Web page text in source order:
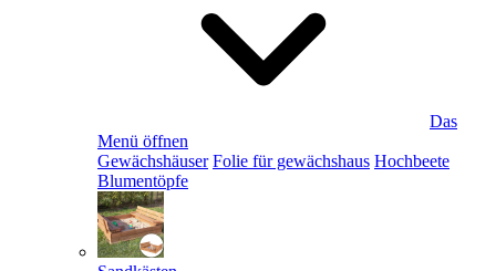
Das
Menü öffnen
Gewächshäuser Folie für gewächshaus Hochbeete
Blumentöpfe